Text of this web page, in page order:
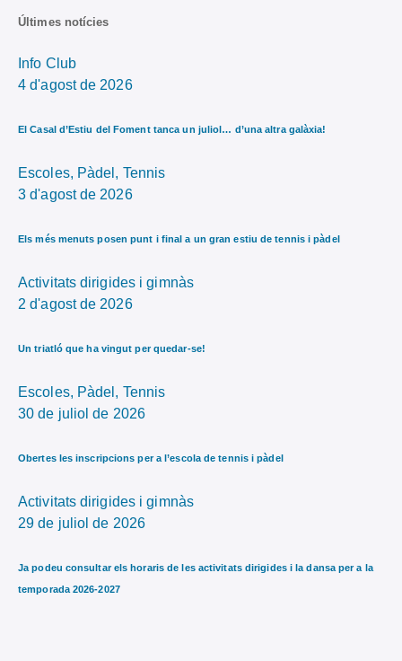
Últimes notícies
Info Club
4 d'agost de 2026
El Casal d’Estiu del Foment tanca un juliol… d’una altra galàxia!
Escoles, Pàdel, Tennis
3 d'agost de 2026
Els més menuts posen punt i final a un gran estiu de tennis i pàdel
Activitats dirigides i gimnàs
2 d'agost de 2026
Un triatló que ha vingut per quedar-se!
Escoles, Pàdel, Tennis
30 de juliol de 2026
Obertes les inscripcions per a l’escola de tennis i pàdel
Activitats dirigides i gimnàs
29 de juliol de 2026
Ja podeu consultar els horaris de les activitats dirigides i la dansa per a la
temporada 2026-2027